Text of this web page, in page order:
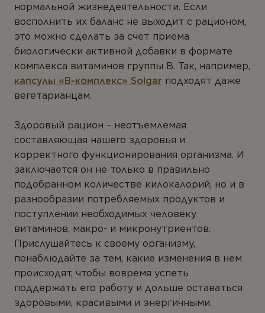
нормальной жизнедеятельности. Если
восполнить их баланс не выходит с рационом,
это можно сделать за счет приема
биологически активной добавки в формате
комплекса витаминов группы В. Так, например,
капсулы «В-комплекс» Solgar подходят даже
вегетарианцам.
Здоровый рацион – неотъемлемая
составляющая нашего здоровья и
корректного функционирования организма. И
заключается он не только в правильно
подобранном количестве килокалорий, но и в
разнообразии потребляемых продуктов и
поступлении необходимых человеку
витаминов, макро- и микронутриентов.
Прислушайтесь к своему организму,
понаблюдайте за тем, какие изменения в нем
происходят, чтобы вовремя успеть
поддержать его работу и дольше оставаться
здоровыми, красивыми и энергичными.